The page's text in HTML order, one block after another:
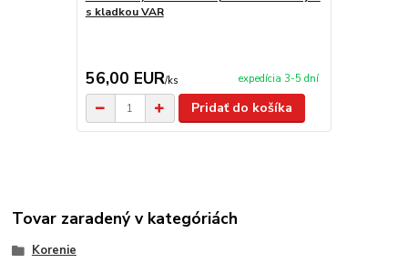
s kladkou VAR
56,00 EUR/ks expedícia 3-5 dní
Pridať do košíka
Tovar zaradený v kategóriách
Korenie